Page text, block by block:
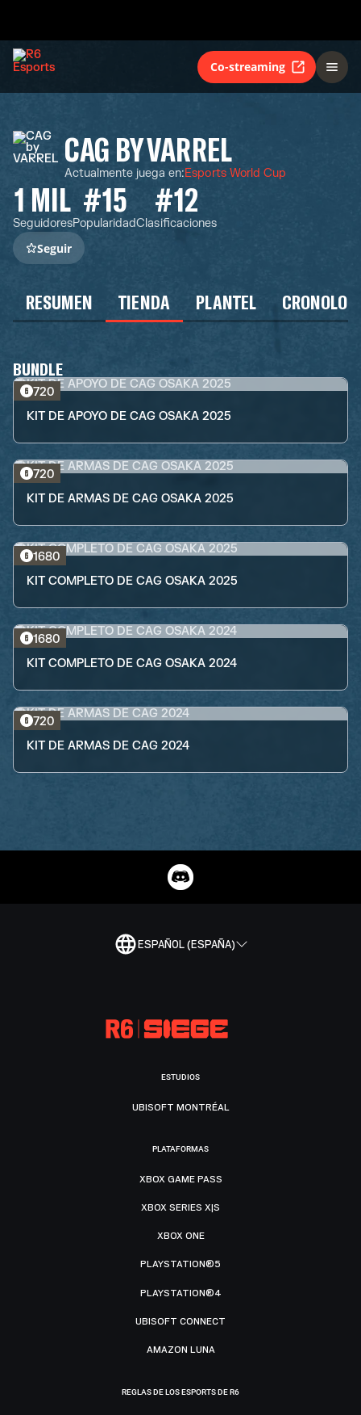
Co-streaming
CAG BY VARREL
Actualmente juega en:Esports World Cup
1 MIL
Seguidores
#15
Popularidad
#12
Clasificaciones
Seguir
RESUMEN TIENDA PLANTEL
BUNDLE
720
KIT DE APOYO DE CAG OSAKA 2025
720
KIT DE ARMAS DE CAG OSAKA 2025
1680
KIT COMPLETO DE CAG OSAKA 2025
1680
KIT COMPLETO DE CAG OSAKA 2024
720
KIT DE ARMAS DE CAG 2024
ESPAÑOL (ESPAÑA)
ESTUDIOS
UBISOFT MONTRÉAL
PLATAFORMAS
XBOX GAME PASS
XBOX SERIES X|S
XBOX ONE
PLAYSTATION®5
PLAYSTATION®4
UBISOFT CONNECT
AMAZON LUNA
REGLAS DE LOS ESPORTS DE R6